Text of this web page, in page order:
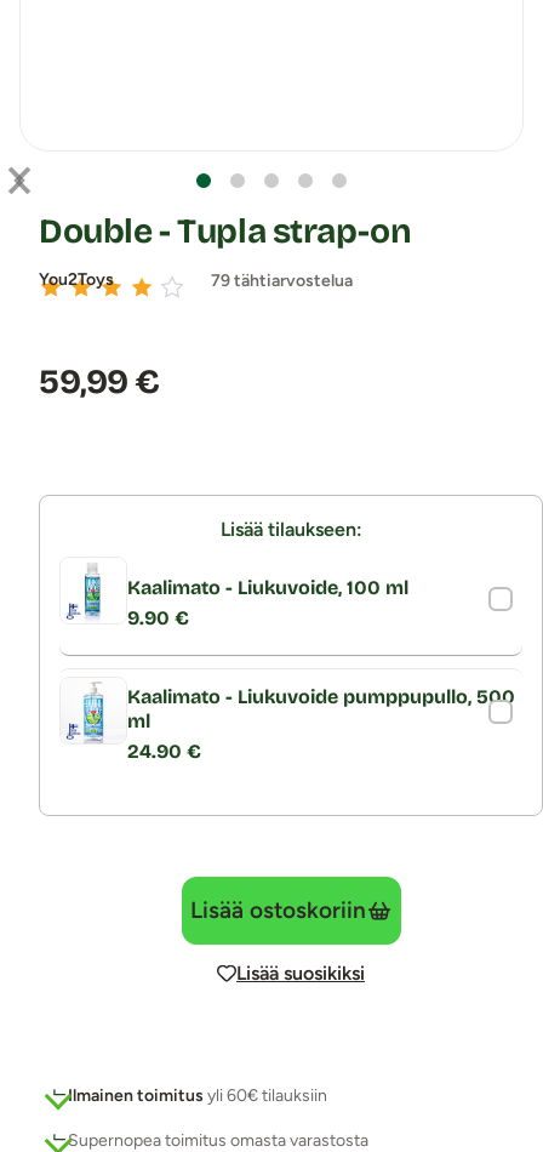
You2Toys
Double - Tupla strap-on
79 tähtiarvostelua
Hinta:
59,99 €
Lisää tilaukseen:
Kaalimato - Liukuvoide, 100 ml
9.90 €
Kaalimato - Liukuvoide pumppupullo, 500
ml
24.90 €
Lisää ostoskoriin
Lisää suosikiksi
Ilmainen toimitus yli 60€ tilauksiin
Supernopea toimitus omasta varastosta